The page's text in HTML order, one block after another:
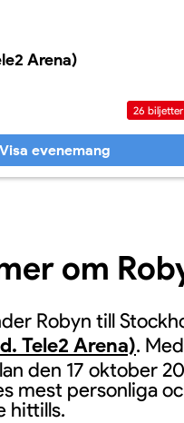
Arena)
Visa evenemang
26
om
Robyn till
Tele2 Arena).
den 17 oktober
mest personliga
hittills.